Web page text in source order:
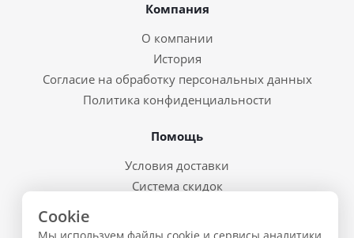
Компания
О компании
История
Согласие на обработку персональных данных
Политика конфиденциальности
Помощь
Условия доставки
Система скидок
Восстановление пароля
Cookie